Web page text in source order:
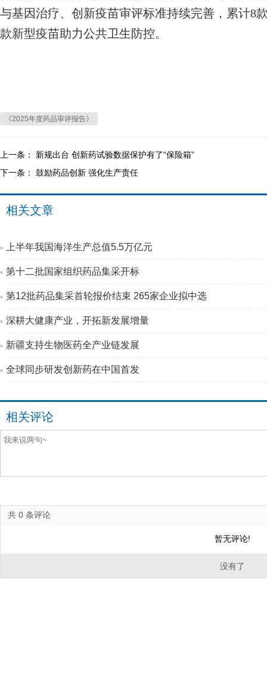
与基因治疗、创新疫苗审评标准持续完善，累计8
款新型疫苗助力公共卫生防控。
《2025年度药品审评报告》
上一条： 新规出台 创新药试验数据保护有了“保险箱”
下一条： 鼓励药品创新 强化生产责任
相关文章
上半年我国海洋生产总值5.5万亿元
第十二批国家组织药品集采开标
第12批药品集采首轮报价结束 265家企业拟中选
深耕大健康产业，开拓新发展增量
新疆支持生物医药全产业链发展
全球同步研发创新药在中国首发
相关评论
共 0 条评论
暂无评论!
没有了